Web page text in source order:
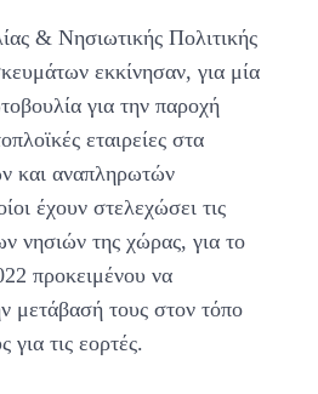
& Νησιωτικής Πολιτικής
εκκίνησαν, για μία
για την παροχή
εταιρείες στα
και αναπληρωτών
έχουν στελεχώσει τις
νησιών της χώρας, για το
προκειμένου να
μετάβασή τους στον τόπο
για τις εορτές.